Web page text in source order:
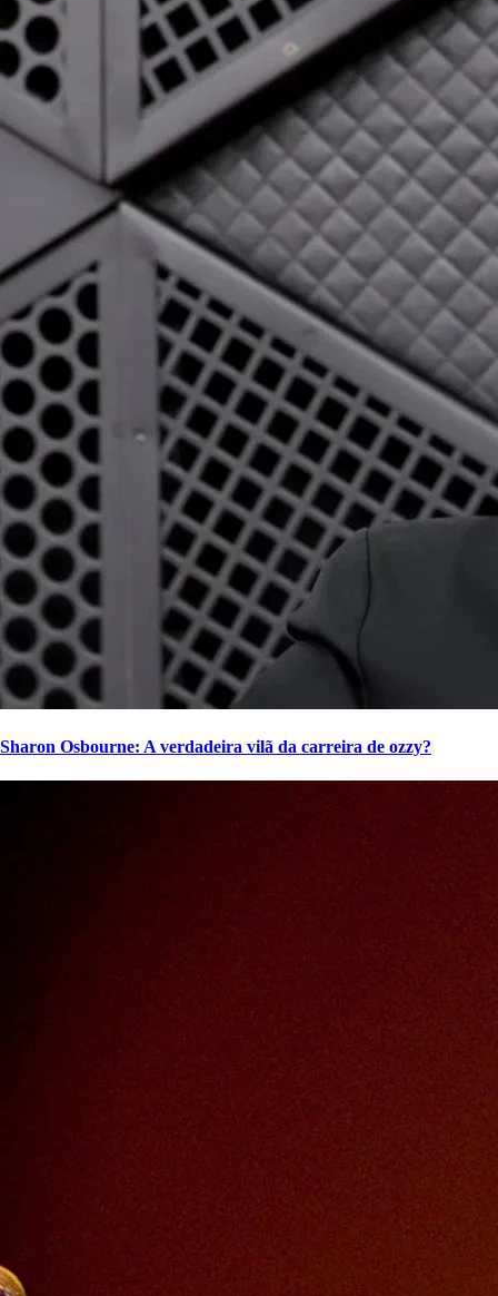
Sharon Osbourne: A verdadeira vilã da carreira de ozzy?